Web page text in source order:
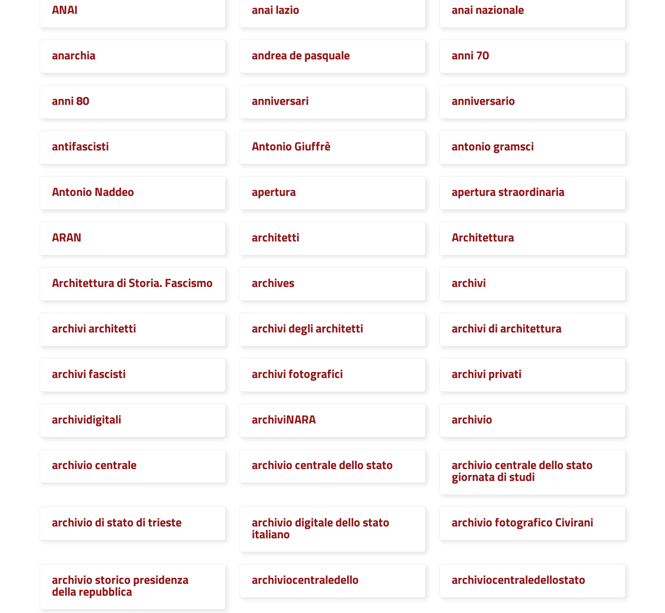
ANAI anai lazio anai nazionale
anarchia andrea de pasquale anni 70
anni 80 anniversari anniversario
antifascisti Antonio Giuffrè antonio gramsci
Antonio Naddeo apertura apertura straordinaria
ARAN architetti Architettura
Architettura di Storia. Fascismo archives archivi
archivi architetti archivi degli architetti archivi di architettura
archivi fascisti archivi fotografici archivi privati
archividigitali archiviNARA archivio
archivio centrale archivio centrale dello stato archivio centrale dello stato
giornata di studi
archivio di stato di trieste archivio digitale dello stato
italiano
archivio fotografico Civirani
archivio storico presidenza
della repubblica
archiviocentraledello archiviocentraledellostato